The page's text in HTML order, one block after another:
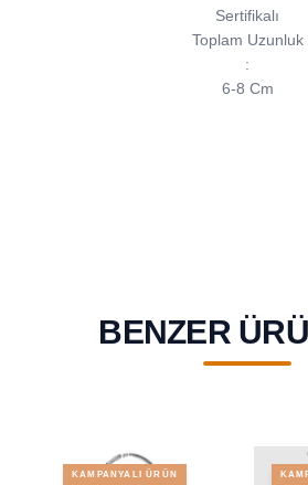
Sertifikalı
Toplam Uzunluk
:
6-8 Cm
BENZER
KAMPANYALI ÜRÜN